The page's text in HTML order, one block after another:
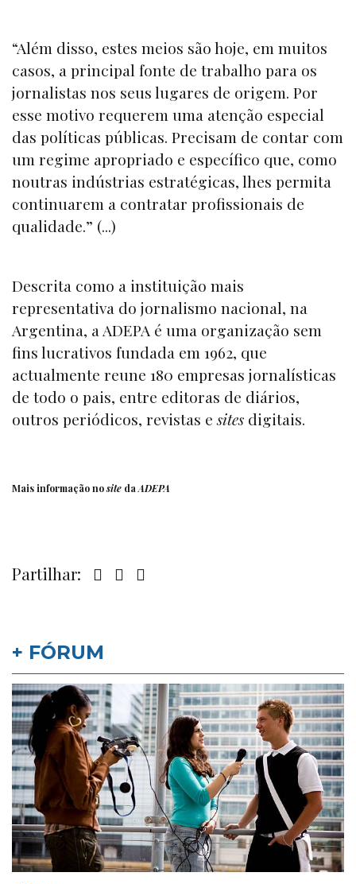
“Além disso, estes meios são hoje, em muitos
casos, a principal fonte de trabalho para os
jornalistas nos seus lugares de origem. Por
esse motivo requerem uma atenção especial
das políticas públicas. Precisam de contar com
um regime apropriado e específico que, como
noutras indústrias estratégicas, lhes permita
continuarem a contratar profissionais de
qualidade.” (...)
Descrita como a instituição mais
representativa do jornalismo nacional, na
Argentina, a ADEPA é uma organização sem
fins lucrativos fundada em 1962, que
actualmente reune 180 empresas jornalísticas
de todo o pais, entre editoras de diários,
outros periódicos, revistas esites digitais.
Mais informação nosite daADEPA
Partilhar:
+ FÓRUM